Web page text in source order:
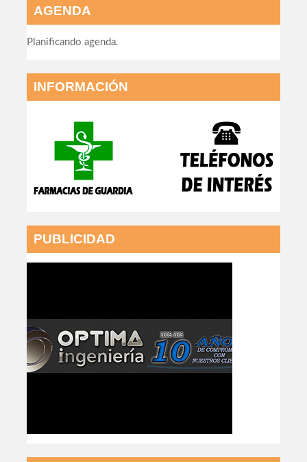
AGENDA
Planificando agenda.
INFORMACIÓN
PUBLICIDAD